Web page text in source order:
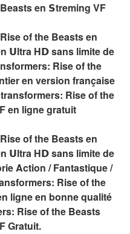
en 𝗦treming VF
of the Beasts en
𝗨ltra H𝗗 sans limite de
Rise of the
en version française
Rise of the
en ligne gratuit
of the Beasts en
𝗨ltra H𝗗 sans limite de
Action / Fantastique /
Rise of the
ligne en bonne qualité
Rise of the Beasts
Gratuit.